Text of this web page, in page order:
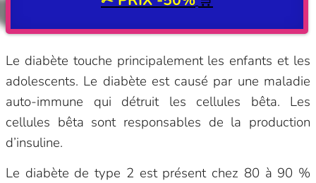
Le diabète touche principalement les enfants et les
adolescents. Le diabète est causé par une maladie
auto-immune qui détruit les cellules bêta. Les
cellules bêta sont responsables de la production
d’insuline.
Le diabète de type 2 est présent chez 80 à 90 %